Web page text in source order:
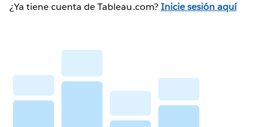
¿Ya tiene cuenta de Tableau.com?Inicie sesión aquí